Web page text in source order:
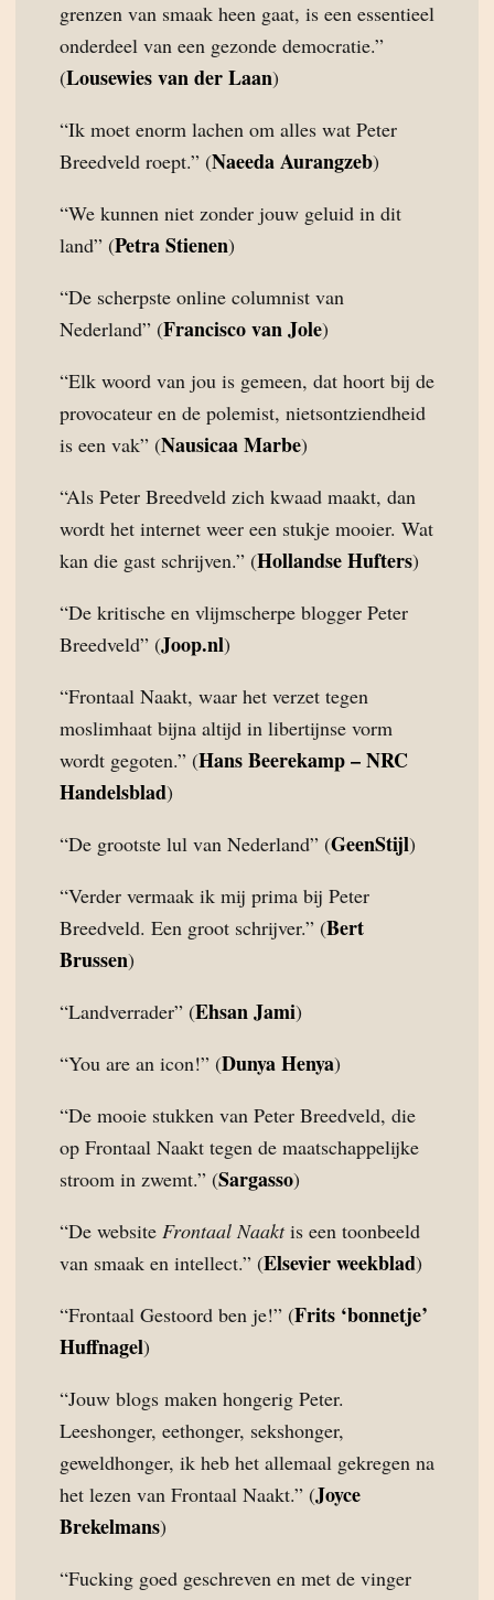
grenzen van smaak heen gaat, is een essentieel
onderdeel van een gezonde democratie.”
(Lousewies van der Laan)
“Ik moet enorm lachen om alles wat Peter
Breedveld roept.” (Naeeda Aurangzeb)
“We kunnen niet zonder jouw geluid in dit
land” (Petra Stienen)
“De scherpste online columnist van
Nederland” (Francisco van Jole)
“Elk woord van jou is gemeen, dat hoort bij de
provocateur en de polemist, nietsontziendheid
is een vak” (Nausicaa Marbe)
“Als Peter Breedveld zich kwaad maakt, dan
wordt het internet weer een stukje mooier. Wat
kan die gast schrijven.” (Hollandse Hufters)
“De kritische en vlijmscherpe blogger Peter
Breedveld” (Joop.nl)
“Frontaal Naakt, waar het verzet tegen
moslimhaat bijna altijd in libertijnse vorm
wordt gegoten.” (Hans Beerekamp – NRC
Handelsblad)
“De grootste lul van Nederland” (GeenStijl)
“Verder vermaak ik mij prima bij Peter
Breedveld. Een groot schrijver.” (Bert
Brussen)
“Landverrader” (Ehsan Jami)
“You are an icon!” (Dunya Henya)
“De mooie stukken van Peter Breedveld, die
op Frontaal Naakt tegen de maatschappelijke
stroom in zwemt.” (Sargasso)
“De website Frontaal Naaktis een toonbeeld
van smaak en intellect.” (Elsevier weekblad)
“Frontaal Gestoord ben je!” (Frits ‘bonnetje’
Huffnagel)
“Jouw blogs maken hongerig Peter.
Leeshonger, eethonger, sekshonger,
geweldhonger, ik heb het allemaal gekregen na
het lezen van Frontaal Naakt.” (Joyce
Brekelmans)
“Fucking goed geschreven en met de vinger